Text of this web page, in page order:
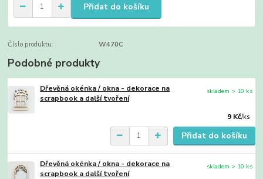
Přidat do košíku
Číslo produktu: W470C
Podobné produkty
Dřevěná okénka / okna - dekorace na
scrapbook a další tvoření
9 Kč/ks
skladem > 10 ks
Přidat do košíku
Dřevěná okénka / okna - dekorace na
scrapbook a další tvoření
skladem > 10 ks